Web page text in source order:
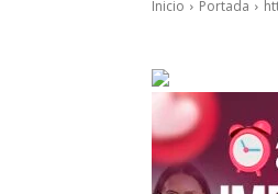
Inicio Portada